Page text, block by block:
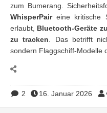
zum Bumerang.
WhisperPaireine kritische
erlaubt, Bluetooth-Geräte
zu tracken . Das betrifft
sondern Flaggschiff-Modelle
2 16. Januar 2026